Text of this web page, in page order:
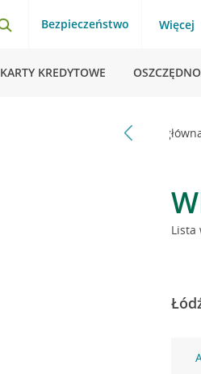
Bezpieczeństwo Więcej
KARTY KREDYTOWE
Strona
Lista